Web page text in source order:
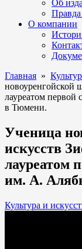
Об
О компании
Главная »
новоуренгойской
лауреатом первой
в Тюмени.
Ученица
искусств
лауреатом
им. А.
Культура и